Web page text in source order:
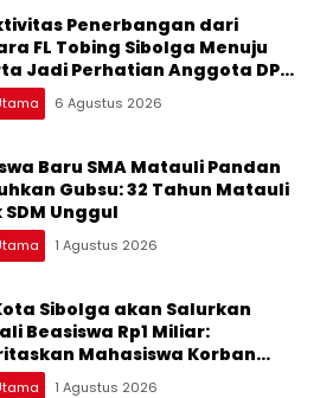
Penerbangan dari
FL Tobing Sibolga Menuju
Jadi Perhatian Anggota DPR
Lokot Nasution
6 Agustus 2026
Baru SMA Matauli Pandan
Gubsu: 32 Tahun Matauli
Unggul
1 Agustus 2026
Sibolga akan Salurkan
Beasiswa Rp1 Miliar:
Mahasiswa Korban
1 Agustus 2026